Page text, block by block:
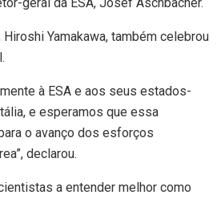
Yamakawa, também celebrou
à ESA e aos seus estados-
e esperamos que essa
o avanço dos esforços
declarou.
a entender melhor como